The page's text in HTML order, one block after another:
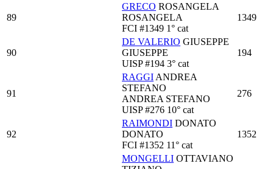
89
GRECO ROSANGELA
ROSANGELA
FCI #1349 1° cat
1349
90
DE VALERIO GIUSEPPE
GIUSEPPE
UISP #194 3° cat
194
91
RAGGI ANDREA
STEFANO
ANDREA STEFANO
UISP #276 10° cat
276
92
RAIMONDI DONATO
DONATO
FCI #1352 11° cat
1352
MONGELLI OTTAVIANO